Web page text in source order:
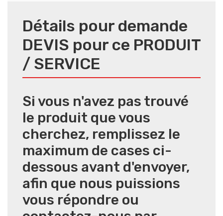
Détails pour demande
DEVIS pour ce PRODUIT
/ SERVICE
Si vous n'avez pas trouvé
le produit que vous
cherchez, remplissez le
maximum de cases ci-
dessous avant d'envoyer,
afin que nous puissions
vous répondre ou